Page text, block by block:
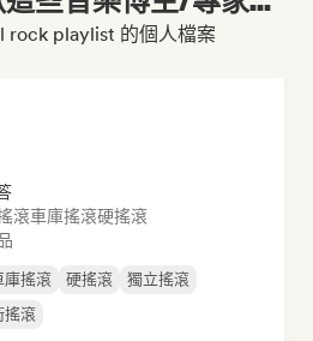
rock playlist 的個人檔案
滾車庫搖滾硬搖滾
庫搖滾 硬搖滾
獨立搖滾
搖滾